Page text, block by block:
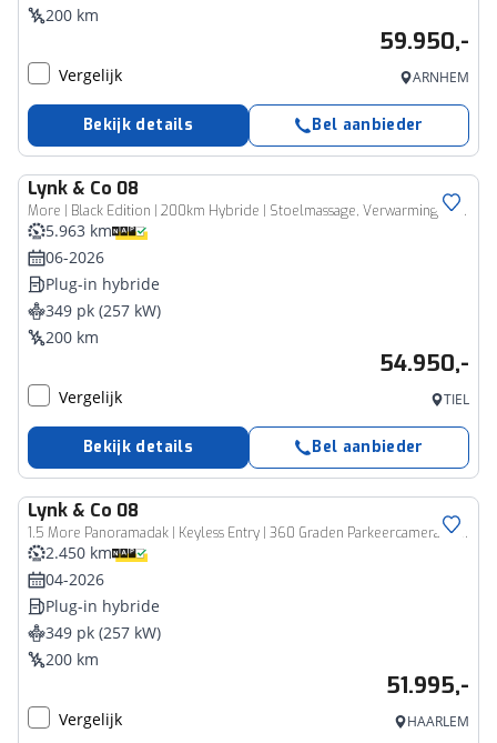
200 km
59.950,-
Vergelijk ARNHEM
Bekijk details Bel aanbieder
Lynk & Co 08
More | Black Edition | 200km Hybride | Stoelmassage, Verwarming en Ventilatie | Panoramadak | Matrix LED | Harman Kardon | 360° Camera | Getint glas | Bestuurdersstoel met geheugen | Sfeerverlichting | Apple Carplay, Dodehoekassistent | Adaptive Cruise Contol
5.963 km
06-2026
Plug-in hybride
349 pk (257 kW)
200 km
54.950,-
Vergelijk TIEL
Bekijk details Bel aanbieder
Lynk & Co 08
1.5 More Panoramadak | Keyless Entry | 360 Graden Parkeercamera | Elek Voorstoelen
2.450 km
04-2026
Plug-in hybride
349 pk (257 kW)
200 km
51.995,-
Vergelijk HAARLEM